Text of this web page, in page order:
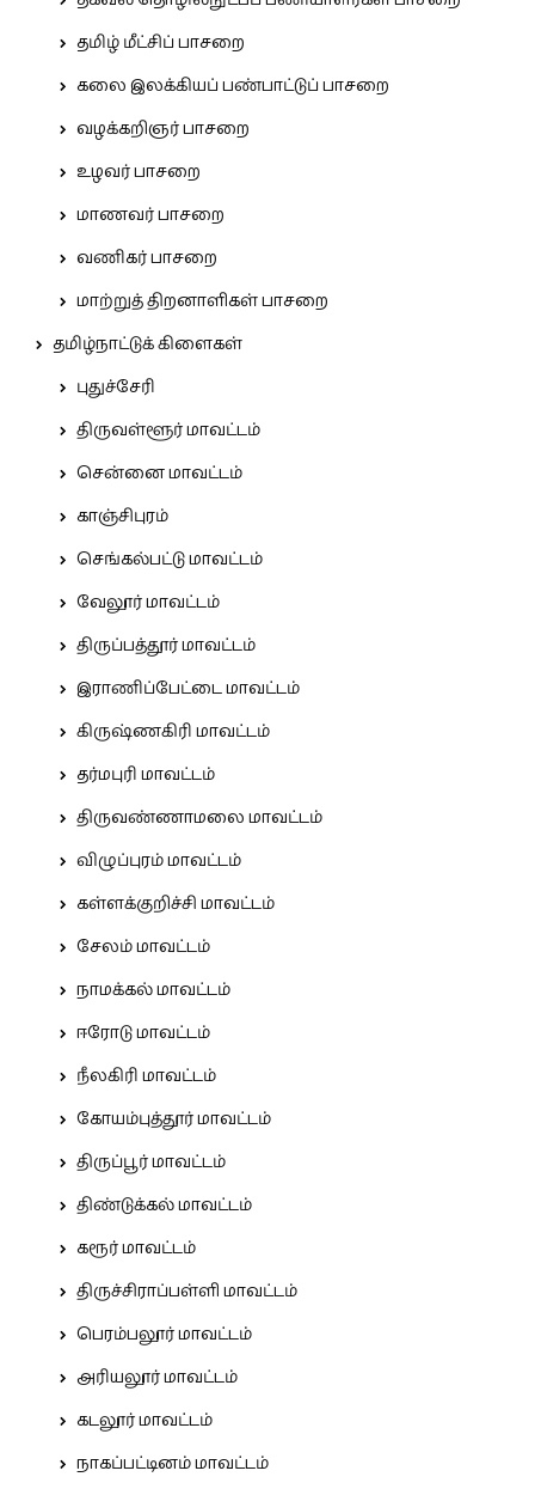
தமிழ் மீட்சிப் பாசறை
கலை இலக்கியப் பண்பாட்டுப் பாசறை
வழக்கறிஞர் பாசறை
உழவர் பாசறை
மாணவர் பாசறை
வணிகர் பாசறை
மாற்றுத் திறனாளிகள் பாசறை
தமிழ்நாட்டுக் கிளைகள்
புதுச்சேரி
திருவள்ளூர் மாவட்டம்
சென்னை மாவட்டம்
காஞ்சிபுரம்
செங்கல்பட்டு மாவட்டம்
வேலூர் மாவட்டம்
திருப்பத்தூர் மாவட்டம்
இராணிப்பேட்டை மாவட்டம்
கிருஷ்ணகிரி மாவட்டம்
தர்மபுரி மாவட்டம்
திருவண்ணாமலை மாவட்டம்
விழுப்புரம் மாவட்டம்
கள்ளக்குறிச்சி மாவட்டம்
சேலம் மாவட்டம்
நாமக்கல் மாவட்டம்
ஈரோடு மாவட்டம்
நீலகிரி மாவட்டம்
கோயம்புத்தூர் மாவட்டம்
திருப்பூர் மாவட்டம்
திண்டுக்கல் மாவட்டம்
கரூர் மாவட்டம்
திருச்சிராப்பள்ளி மாவட்டம்
பெரம்பலூர் மாவட்டம்
அரியலூர் மாவட்டம்
கடலூர் மாவட்டம்
நாகப்பட்டினம் மாவட்டம்